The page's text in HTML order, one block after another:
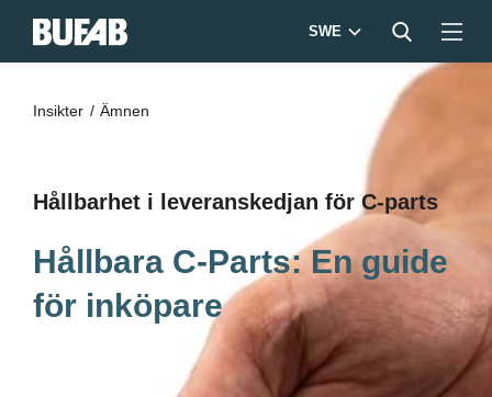
SWE
Insikter Ämnen
Hållbarhet i leveranskedjan för C-parts
Hållbara C-Parts: En guide
för inköpare